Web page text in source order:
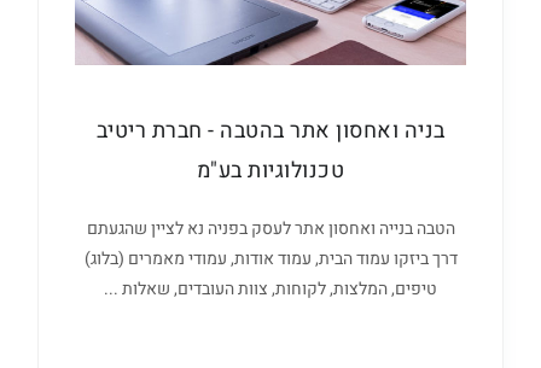
בניה ואחסון אתר בהטבה - חברת ריטיב
טכנולוגיות בע"מ
הטבה בנייה ואחסון אתר לעסק בפניה נא לציין שהגעתם
דרך ביזקו עמוד הבית, עמוד אודות, עמודי מאמרים (בלוג)
טיפים, המלצות, לקוחות, צוות העובדים, שאלות ...